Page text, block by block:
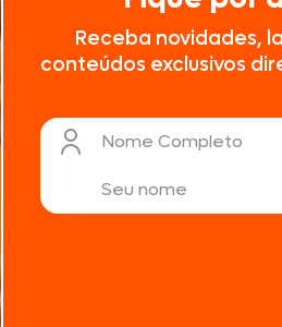
Receba novidades,
conteúdos exclusivos
Nome Completo